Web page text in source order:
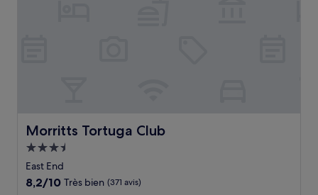
Morritts Tortuga Club
Morritts Tortuga Club
Hébergement
3.5 étoiles
East End
8.2
8,2/10 Très bien (371 avis)